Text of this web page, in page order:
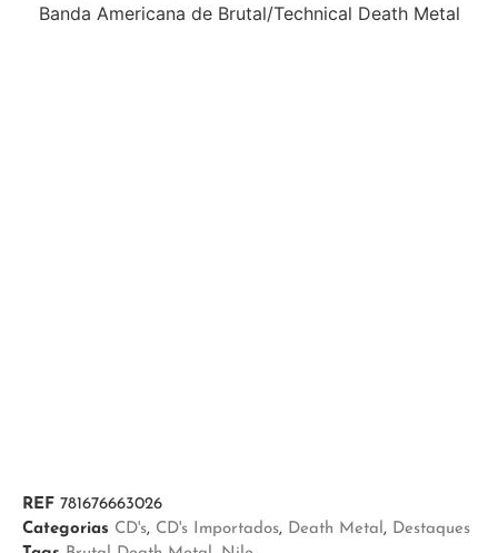
Banda Americana de Brutal/Technical Death Metal
REF 781676663026
Categorias CD's, CD's Importados, Death Metal , Destaques